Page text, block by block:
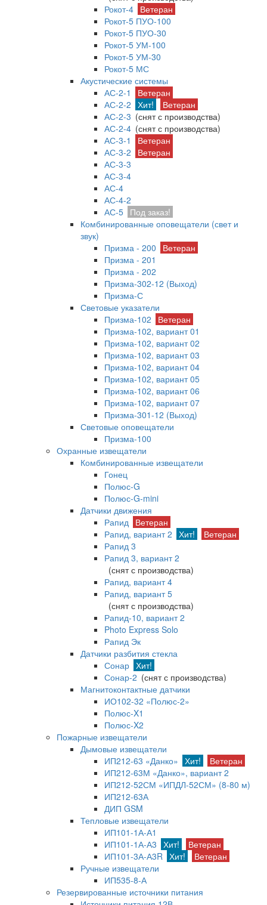
Рокот-4 Ветеран
Рокот-5 ПУО-100
Рокот-5 ПУО-30
Рокот-5 УМ-100
Рокот-5 УМ-30
Рокот-5 МС
Акустические системы
АС-2-1
Ветеран
АС-2-2 Хит!
Ветеран
АС-2-3 (снят с производства)
АС-2-4 (снят с производства)
АС-3-1
Ветеран
АС-3-2
Ветеран
АС-3-3
АС-3-4
АС-4
АС-4-2
АС-5 Под заказ!
Комбинированные оповещатели (свет и
звук)
Призма - 200
Ветеран
Призма - 201
Призма - 202
Призма-302-12 (Выход)
Призма-С
Световые указатели
Призма-102
Ветеран
Призма-102, вариант 01
Призма-102, вариант 02
Призма-102, вариант 03
Призма-102, вариант 04
Призма-102, вариант 05
Призма-102, вариант 06
Призма-102, вариант 07
Призма-301-12 (Выход)
Световые оповещатели
Призма-100
Охранные извещатели
Комбинированные извещатели
Гонец
Полюс-G
Полюс-G-mini
Датчики движения
Рапид Ветеран
Рапид, вариант 2 Хит!
Ветеран
Рапид 3
Рапид 3, вариант 2
(снят с производства)
Рапид, вариант 4
Рапид, вариант 5
(снят с производства)
Рапид-10, вариант 2
Photo Express Solo
Рапид Эк
Датчики разбития стекла
Сонар Хит!
Сонар-2 (снят с производства)
Магнитоконтактные датчики
ИО102-32 «Полюс-2»
Полюс-X1
Полюс-X2
Пожарные извещатели
Дымовые извещатели
ИП212-63 «Данко» Хит!
Ветеран
ИП212-63М «Данко», вариант 2
ИП212-52СМ «ИПДЛ-52СМ» (8-80 м)
ИП212-63А
ДИП GSM
Тепловые извещатели
ИП101-1А-А1
ИП101-1А-А3 Хит!
Ветеран
ИП101-3А-А3R Хит!
Ветеран
Ручные извещатели
ИП535-8-А
Резервированные источники питания